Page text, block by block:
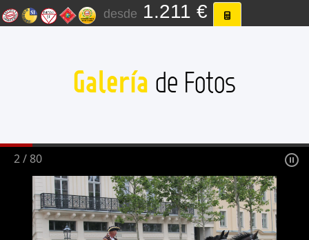
desde 1.211 €
Galería de Fotos
2/80